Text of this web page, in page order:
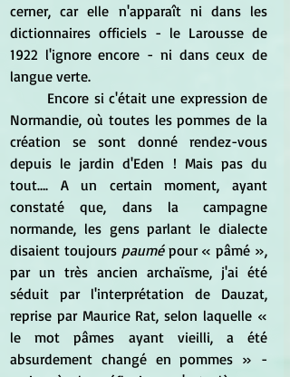
cerner, car elle n'apparaît ni dans les
dictionnaires officiels - le Larousse de
1922 l'ignore encore - ni dans ceux de
langue verte.
Normandie, où toutes les pommes de la
création se sont donné rendez-vous
depuis le jardin d'Eden ! Mais pas du
tout…. A un certain moment, ayant
constaté que, dans la	campagne
normande, les gens parlant le dialecte
disaient toujours paumé pour « pâmé »,
par un très ancien archaïsme, j'ai été
séduit par l'interprétation de Dauzat,
reprise par Maurice Rat, selon laquelle «
le mot pâmes ayant vieilli, a été
absurdement changé en pommes » -